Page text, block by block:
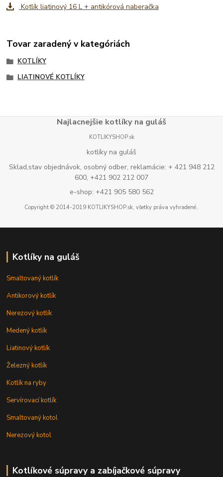
Kotlík liatinový 16 L + antikórová naberačka
Tovar zaradený v kategóriách
KOTLÍKY
LIATINOVÉ KOTLÍKY
Najlacnejšie kotlíky na guláš
KOTLIKYSHOP.sk
kotlíky na guláš
Sklad,stav objednávok, osobný odber, reklamácie: + 421 948 212
600, +421 902 212 007
e-shop: +421 905 580 562
Copyright © 2014-2019 KOTLIKYSHOP.sk, všetky práva vyhradené..
Kotlíky na guláš
Smaltovaný kotlík
Antikorový kotlík
Nerezový kotlík
Medený kotlík
Liatinový kotlík
Železný kotlík
Kotlík na ryby
Servírovací kotlík
Smaltovaný kotol
Nerezový kotol
Kotlíkové súpravy a zabíjačkové súpravy